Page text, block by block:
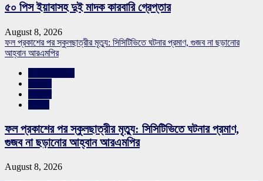
৫০ পিস ইয়াবাসহ দুই মাদক কারবারি গ্রেপ্তার
August 8, 2026
ফল প্রকাশের পর স্কুলছাত্রীর মৃত্যু: সিসিটিভিতে ঘটনার প্রমাণ, গুজব না ছড়ানোর
আহ্বান আরএমপির
ফল প্রকাশের পর স্কুলছাত্রীর মৃত্যু: সিসিটিভিতে ঘটনার প্রমাণ,
গুজব না ছড়ানোর আহ্বান আরএমপির
August 8, 2026